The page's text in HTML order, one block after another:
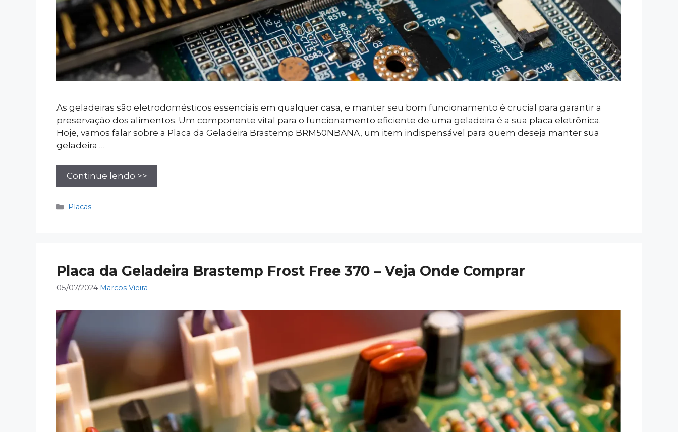
As geladeiras são eletrodomésticos essenciais em qualquer casa, e manter seu bom funcionamento é crucial para garantir a
preservação dos alimentos. Um componente vital para o funcionamento eficiente de uma geladeira é a sua placa eletrônica.
Hoje, vamos falar sobre a Placa da Geladeira Brastemp BRM50NBANA, um item indispensável para quem deseja manter sua
geladeira …
Continue lendo >>
Categorias
Placas
Placa da Geladeira Brastemp Frost Free 370 – Veja Onde Comprar
05/07/2024 Marcos Vieira